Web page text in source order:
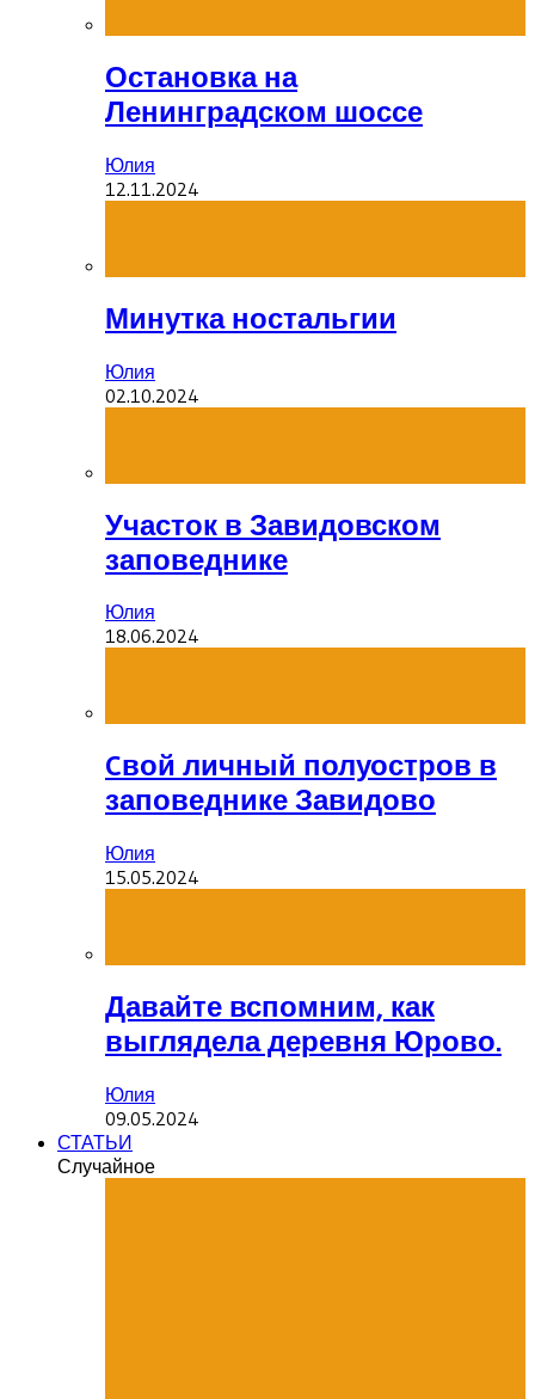
Остановка на
Ленинградском шоссе
Юлия
12.11.2024
Минутка ностальгии
Юлия
02.10.2024
Участок в Завидовском
заповеднике
Юлия
18.06.2024
Cвой личный полуостров в
заповеднике Завидово
Юлия
15.05.2024
Давайте вспомним, как
выглядела деревня Юрово.
Юлия
09.05.2024
СТАТЬИ
Случайное